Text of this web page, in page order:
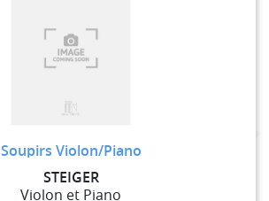
Soupirs Violon/Piano
STEIGER
Violon et Piano